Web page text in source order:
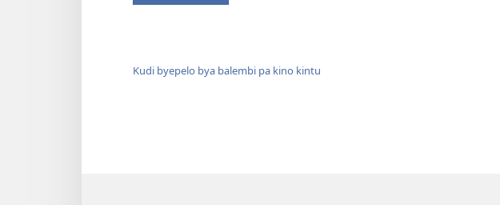
Kudi byepelo bya balembi pa kino kintu